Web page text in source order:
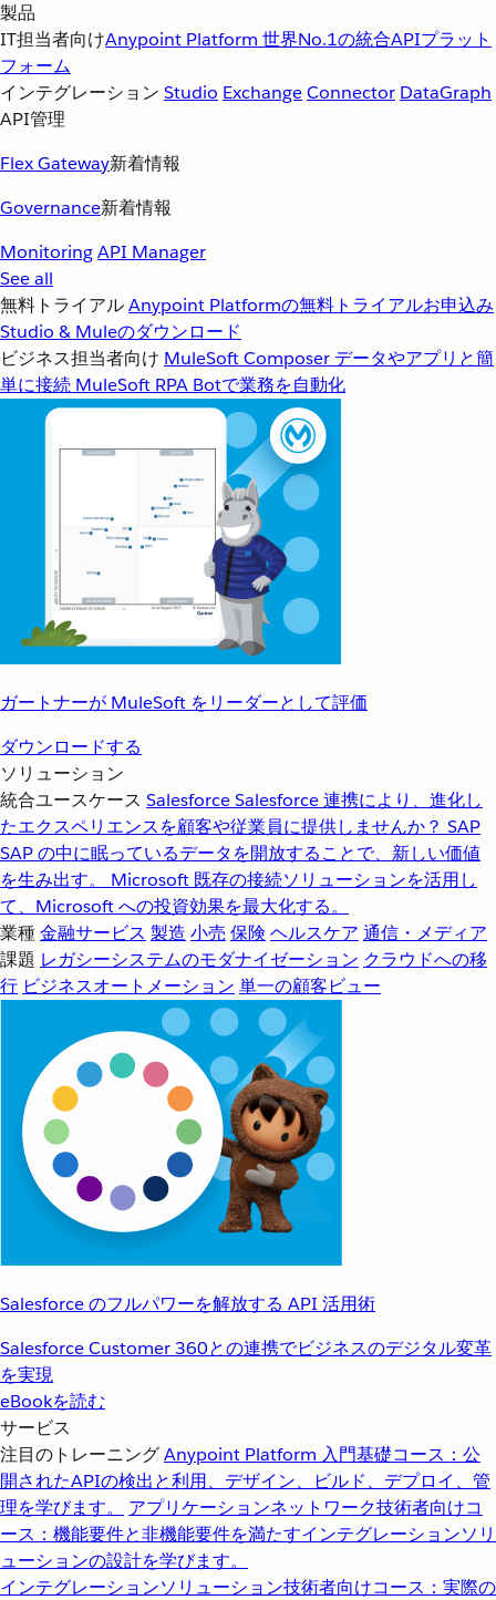
製品
IT担当者向けAnypoint Platform 世界No.1の統合APIプラット
フォーム
インテグレーション Studio ExchangeConnector DataGraph
API管理
Flex Gateway新着情報
Governance新着情報
MonitoringAPI Manager
See all
無料トライアルAnypoint Platformの無料トライアルお申込み
Studio & Muleのダウンロード
ビジネス担当者向け MuleSoft Composer データやアプリと簡
単に接続 MuleSoft RPA Botで業務を自動化
ガートナーが MuleSoft をリーダーとして評価
ダウンロードする
ソリューション
統合ユースケース SalesforceSalesforce 連携により、進化し
たエクスペリエンスを顧客や従業員に提供しませんか？ SAP
SAP の中に眠っているデータを開放することで、新しい価値
を生み出す。
Microsoft 既存の接続ソリューションを活用し
て、Microsoft への投資効果を最大化する。
業種金融サービス 製造 小売 保険 ヘルスケア 通信・メディア
課題 レガシーシステムのモダナイゼーション クラウドへの移
行 ビジネスオートメーション 単一の顧客ビュー
Salesforce のフルパワーを解放する API 活用術
Salesforce Customer 360との連携でビジネスのデジタル変革
を実現
eBookを読む
サービス
注目のトレーニングAnypoint Platform 入門基礎コース：公
開されたAPIの検出と利用、デザイン、ビルド、デプロイ、管
理を学びます。
アプリケーションネットワーク技術者向けコ
ース：機能要件と非機能要件を満たすインテグレーションソリ
ューションの設計を学びます。
インテグレーションソリューション技術者向けコース：実際の